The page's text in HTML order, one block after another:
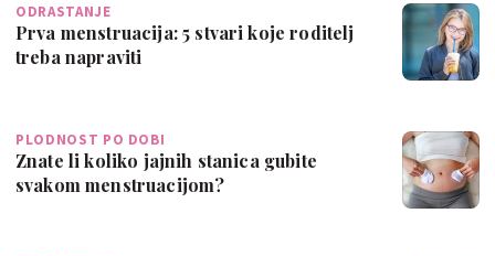
ODRASTANJE
Prva menstruacija: 5 stvari koje roditelj
treba napraviti
PLODNOST PO DOBI
Znate li koliko jajnih stanica gubite
svakom menstruacijom?